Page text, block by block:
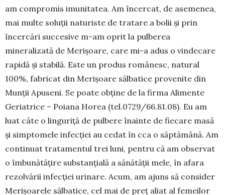
am compromis imunitatea. Am încercat, de asemenea,
mai multe soluții naturiste de tratare a bolii și prin
încercări succesive m-am oprit la pulberea
mineralizată de Merișoare, care mi-a adus o vindecare
rapidă și stabilă. Este un pro­dus românesc, natural
100%, fabricat din Me­rișoare sălbatice provenite din
Munții Apuseni. Se poate obține de la firma Alimente
Geriatrice – Poiana Horea (tel.0729/66.81.08). Eu am
luat câte o linguriță de pulbere înainte de fiecare masă
și simptomele infecției au cedat în cca o săptămână. Am
continuat tratamentul trei luni, pentru că am ob­servat
o îmbunătățire substanțială a sănătății mele, în afara
rezolvării infecției urinare. Acum, am ajuns să consider
Merișoarele sălbatice, cel mai de preț aliat al femeilor